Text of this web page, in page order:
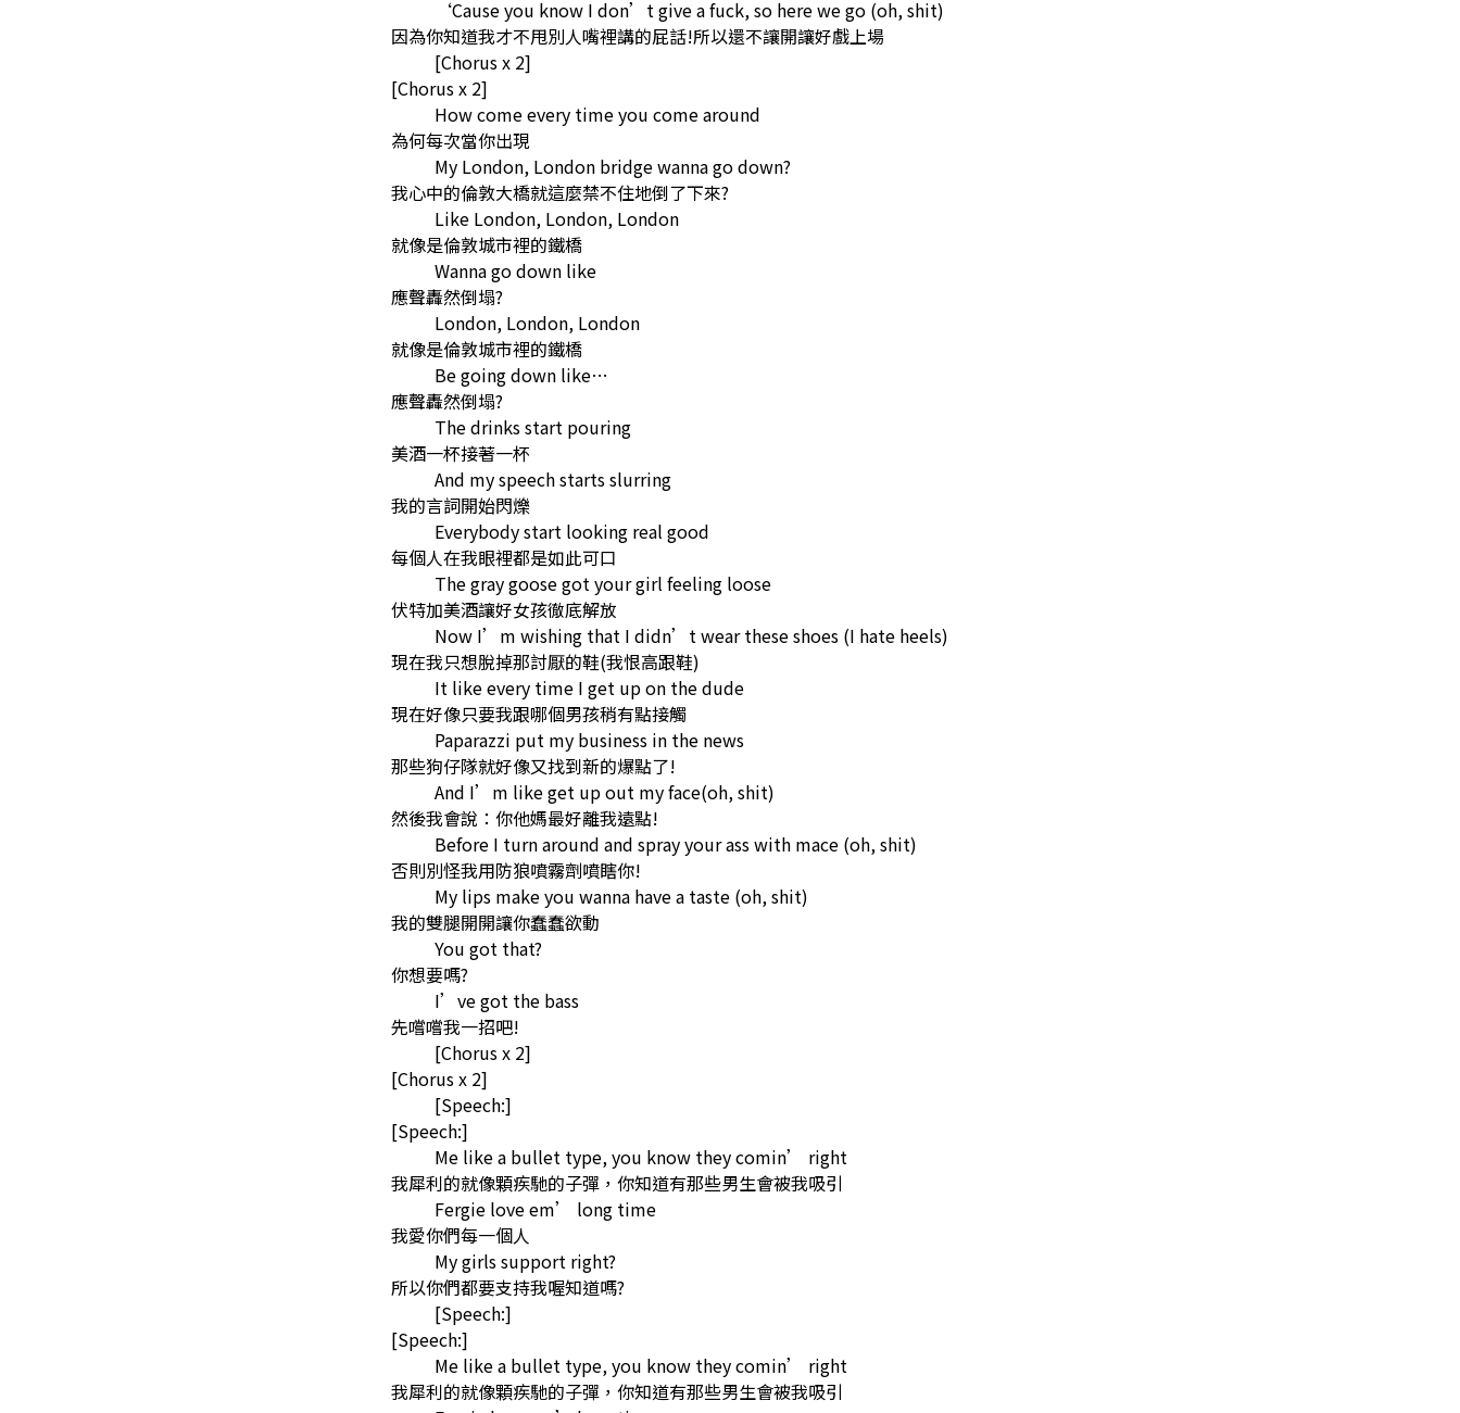
‘Cause you know I don’t give a fuck, so here we go (oh, shit)
因為你知道我才不甩別人嘴裡講的屁話!所以還不讓開讓好戲上場
[Chorus x 2]
[Chorus x 2]
How come every time you come around
為何每次當你出現
My London, London bridge wanna go down?
我心中的倫敦大橋就這麼禁不住地倒了下來?
Like London, London, London
就像是倫敦城市裡的鐵橋
Wanna go down like
應聲轟然倒塌?
London, London, London
就像是倫敦城市裡的鐵橋
Be going down like…
應聲轟然倒塌?
The drinks start pouring
美酒一杯接著一杯
And my speech starts slurring
我的言詞開始閃爍
Everybody start looking real good
每個人在我眼裡都是如此可口
The gray goose got your girl feeling loose
伏特加美酒讓好女孩徹底解放
Now I’m wishing that I didn’t wear these shoes (I hate heels)
現在我只想脫掉那討厭的鞋(我恨高跟鞋)
It like every time I get up on the dude
現在好像只要我跟哪個男孩稍有點接觸
Paparazzi put my business in the news
那些狗仔隊就好像又找到新的爆點了!
And I’m like get up out my face(oh, shit)
然後我會說：你他媽最好離我遠點!
Before I turn around and spray your ass with mace (oh, shit)
否則別怪我用防狼噴霧劑噴瞎你!
My lips make you wanna have a taste (oh, shit)
我的雙腿開開讓你蠢蠢欲動
You got that?
你想要嗎?
I’ve got the bass
先嚐嚐我一招吧!
[Chorus x 2]
[Chorus x 2]
[Speech:]
[Speech:]
Me like a bullet type, you know they comin’ right
我犀利的就像顆疾馳的子彈，你知道有那些男生會被我吸引
Fergie love em’ long time
我愛你們每一個人
My girls support right?
所以你們都要支持我喔知道嗎?
[Speech:]
[Speech:]
Me like a bullet type, you know they comin’ right
我犀利的就像顆疾馳的子彈，你知道有那些男生會被我吸引